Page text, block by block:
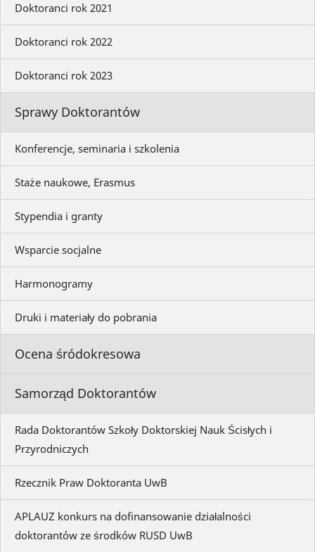
Doktoranci rok 2021
Doktoranci rok 2022
Doktoranci rok 2023
Sprawy Doktorantów
Konferencje, seminaria i szkolenia
Staże naukowe, Erasmus
Stypendia i granty
Wsparcie socjalne
Harmonogramy
Druki i materiały do pobrania
Ocena śródokresowa
Samorząd Doktorantów
Rada Doktorantów Szkoły Doktorskiej Nauk Ścisłych i
Przyrodniczych
Rzecznik Praw Doktoranta UwB
APLAUZ konkurs na dofinansowanie działalności
doktorantów ze środków RUSD UwB